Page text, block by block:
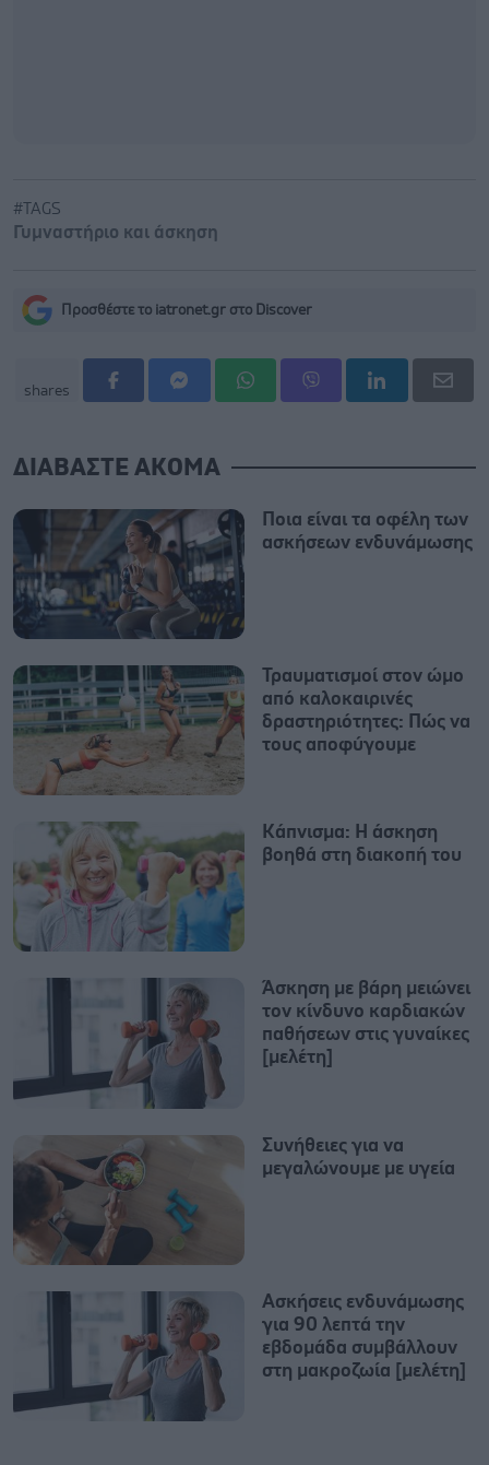
#TAGS
Γυμναστήριο και άσκηση
Προσθέστε το iatronet.gr στο Discover
shares
ΔΙΑΒΑΣΤΕ ΑΚΟΜΑ
Ποια είναι τα οφέλη των
ασκήσεων ενδυνάμωσης
Τραυματισμοί στον ώμο
από καλοκαιρινές
δραστηριότητες: Πώς να
τους αποφύγουμε
Κάπνισμα: Η άσκηση
βοηθά στη διακοπή του
Άσκηση με βάρη μειώνει
τον κίνδυνο καρδιακών
παθήσεων στις γυναίκες
[μελέτη]
Συνήθειες για να
μεγαλώνουμε με υγεία
Ασκήσεις ενδυνάμωσης
για 90 λεπτά την
εβδομάδα συμβάλλουν
στη μακροζωία [μελέτη]